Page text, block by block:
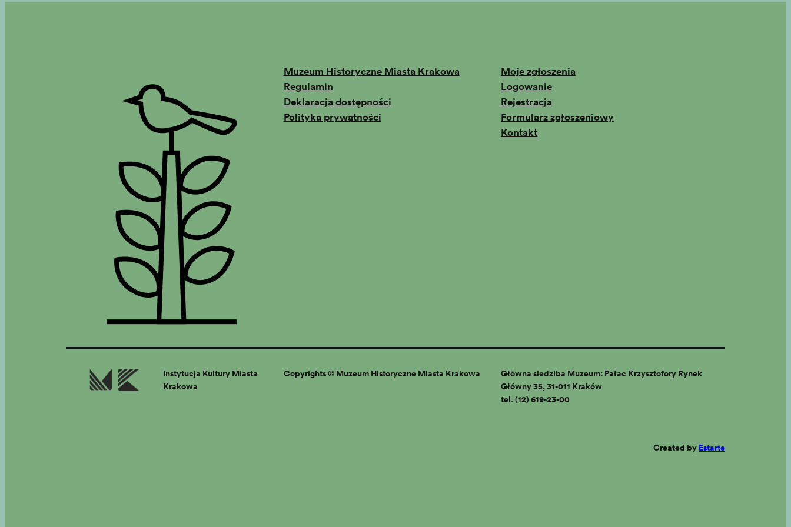
Muzeum Historyczne Miasta Krakowa
Regulamin
Deklaracja dostępności
Polityka prywatności
Moje zgłoszenia
Logowanie
Rejestracja
Formularz zgłoszeniowy
Kontakt
Instytucja Kultury Miasta
Krakowa
Copyrights © Muzeum Historyczne Miasta Krakowa
Główna siedziba Muzeum: Pałac Krzysztofory Rynek
Główny 35, 31-011 Kraków
tel. (12) 619-23-00
Created by Estarte